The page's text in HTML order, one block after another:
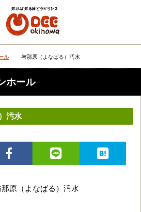
ル 与那原（よなばる）汚水
ホール
汚水